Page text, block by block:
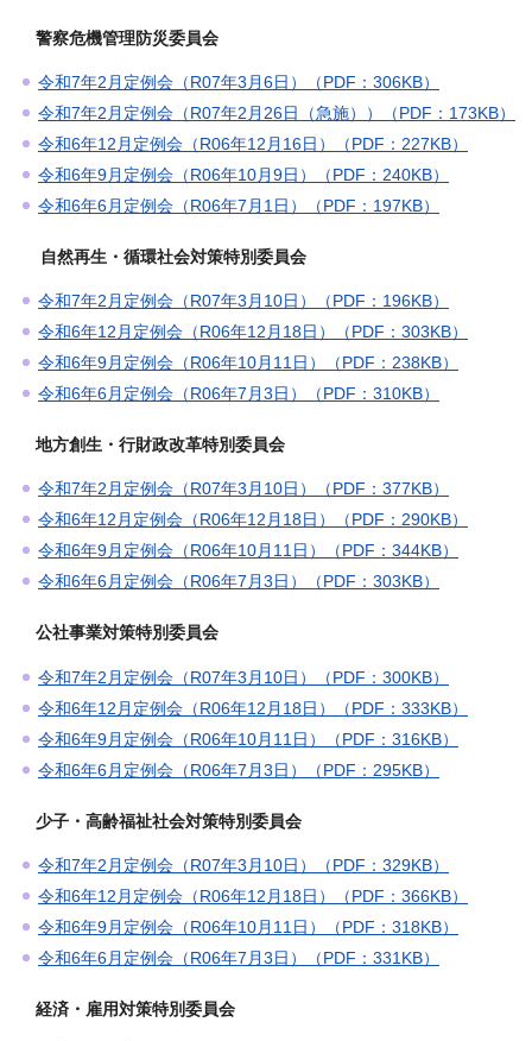
警察危機管理防災委員会
令和7年2月定例会（R07年3月6日）（PDF：306KB）
令和7年2月定例会（R07年2月26日（急施））（PDF：173KB）
令和6年12月定例会（R06年12月16日）（PDF：227KB）
令和6年9月定例会（R06年10月9日）（PDF：240KB）
令和6年6月定例会（R06年7月1日）（PDF：197KB）
自然再生・循環社会対策特別委員会
令和7年2月定例会（R07年3月10日）（PDF：196KB）
令和6年12月定例会（R06年12月18日）（PDF：303KB）
令和6年9月定例会（R06年10月11日）（PDF：238KB）
令和6年6月定例会（R06年7月3日）（PDF：310KB）
地方創生・行財政改革特別委員会
令和7年2月定例会（R07年3月10日）（PDF：377KB）
令和6年12月定例会（R06年12月18日）（PDF：290KB）
令和6年9月定例会（R06年10月11日）（PDF：344KB）
令和6年6月定例会（R06年7月3日）（PDF：303KB）
公社事業対策特別委員会
令和7年2月定例会（R07年3月10日）（PDF：300KB）
令和6年12月定例会（R06年12月18日）（PDF：333KB）
令和6年9月定例会（R06年10月11日）（PDF：316KB）
令和6年6月定例会（R06年7月3日）（PDF：295KB）
少子・高齢福祉社会対策特別委員会
令和7年2月定例会（R07年3月10日）（PDF：329KB）
令和6年12月定例会（R06年12月18日）（PDF：366KB）
令和6年9月定例会（R06年10月11日）（PDF：318KB）
令和6年6月定例会（R06年7月3日）（PDF：331KB）
経済・雇用対策特別委員会